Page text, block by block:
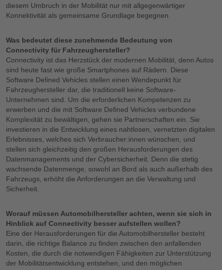
diesem Umbruch in der Mobilität nur mit allgegenwärtiger
Konnektivität als gemeinsame Grundlage begegnen.
Was bedeutet diese zunehmende Bedeutung von
Connectivity für Fahrzeughersteller?
Connectivity ist das Herzstück der modernen Mobilität, denn Autos
sind heute fast wie große Smartphones auf Rädern. Diese
Software Defined Vehicles stellen einen Wendepunkt für
Fahrzeughersteller dar, die traditionell keine Software-
Unternehmen sind. Um die erforderlichen Kompetenzen zu
erwerben und die mit Software Defined Vehicles verbundene
Komplexität zu bewältigen, gehen sie Partnerschaften ein. Sie
investieren in die Entwicklung eines nahtlosen, vernetzten digitalen
Erlebnisses, welches sich Verbraucher:innen wünschen, und
stellen sich gleichzeitig den großen Herausforderungen des
Datenmanagements und der Cybersicherheit. Denn die stetig
wachsende Datenmenge, sowohl an Bord als auch außerhalb des
Fahrzeugs, erhöht die Anforderungen an die Verwaltung und
Sicherheit.
Worauf müssen Automobilhersteller achten, wenn sie sich in
Hinblick auf Connectivity besser aufstellen wollen?
Eine der Herausforderungen für die Automobilhersteller besteht
darin, die richtige Balance zu finden zwischen den anfallenden
Kosten, die durch die notwendigen Fähigkeiten zur Unterstützung
der Mobilitätsentwicklung entstehen, und den möglichen